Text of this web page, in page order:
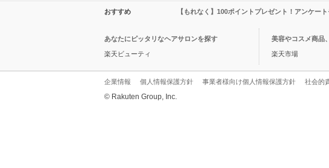
おすすめ 【もれなく】100ポイントプレゼント！アンケ
あなたにピッタリなヘアサロンを探す
楽天ビューティ
美容やコスメ商品
楽天市場
企業情報 個人情報保護方針 事業者様向け個人情報保護方針 社会的
© Rakuten Group, Inc.